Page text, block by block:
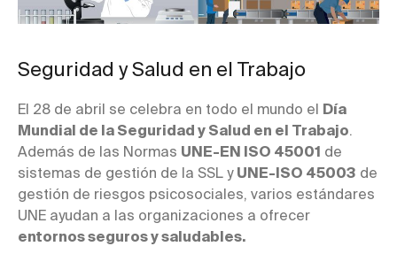
Seguridad y Salud en el Trabajo
El 28 de abril se celebra en todo el mundo el Día
Mundial de la Seguridad y Salud en el Trabajo.
Además de las Normas UNE-EN ISO 45001 de
sistemas de gestión de la SSL y UNE-ISO 45003 de
gestión de riesgos psicosociales, varios estándares
UNE ayudan a las organizaciones a ofrecer
entornos seguros y saludables.